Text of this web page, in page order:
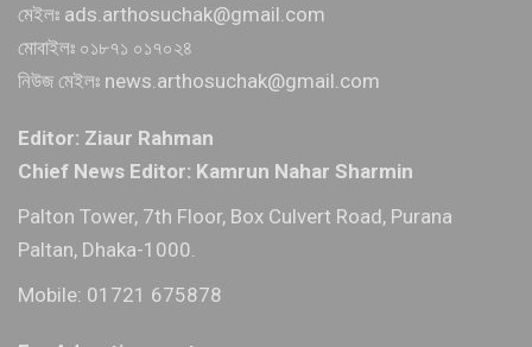
মেইলঃ ads.arthosuchak@gmail.com
মোবাইলঃ ০১৮৭১ ০১৭০২৪
নিউজ মেইলঃ news.arthosuchak@gmail.com
Editor: Ziaur Rahman
Chief News Editor: Kamrun Nahar Sharmin
Palton Tower, 7th Floor, Box Culvert Road, Purana
Paltan, Dhaka-1000.
Mobile: 01721 675878